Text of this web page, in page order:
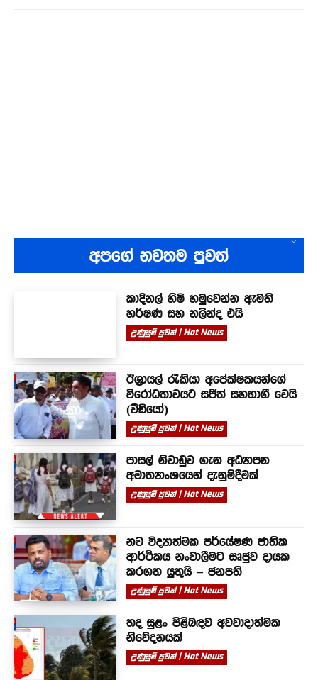
අපගේ නවතම පුවත්
කාදිනල් හිමි හමුවෙන්න ඇමති
හර්ෂණ සහ නලින්ද එයි
උණුසුම් පුවත් | Hot News
ඊශ්‍රායල් රැකියා අපේක්ෂකයන්ගේ
විරෝධතාවයට සජිත් සහභාගී වෙයි
(වීඩියෝ)
උණුසුම් පුවත් | Hot News
පාසල් නිවාඩුව ගැන අධ්‍යාපන
අමාත්‍යාංශයෙන් දැනුම්දීමක්
උණුසුම් පුවත් | Hot News
නව විද්‍යාත්මක පර්යේෂණ ජාතික
ආර්ථිකය නංවාලීමට සෘජුව දායක
කරගත යුතුයි – ජනපති
උණුසුම් පුවත් | Hot News
තද සුළං පිළිබඳව අවවාදාත්මක
නිවේදනයක්
උණුසුම් පුවත් | Hot News